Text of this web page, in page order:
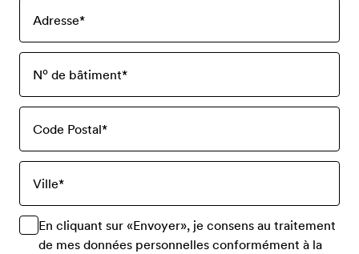
Adresse*
Nº de bâtiment*
Code Postal*
Ville*
En cliquant sur «Envoyer», je consens au traitement
de mes données personnelles conformément à la